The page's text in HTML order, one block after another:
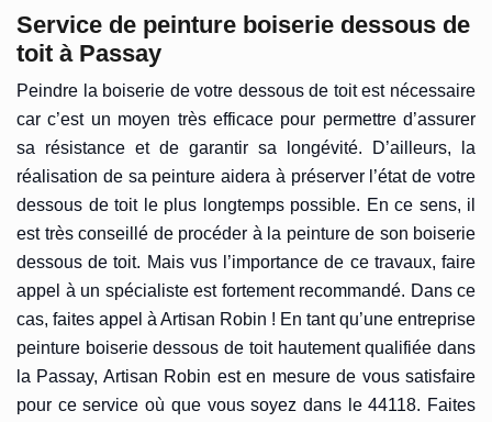
Service de peinture boiserie dessous de
toit à Passay
Peindre la boiserie de votre dessous de toit est nécessaire
car c’est un moyen très efficace pour permettre d’assurer
sa résistance et de garantir sa longévité. D’ailleurs, la
réalisation de sa peinture aidera à préserver l’état de votre
dessous de toit le plus longtemps possible. En ce sens, il
est très conseillé de procéder à la peinture de son boiserie
dessous de toit. Mais vus l’importance de ce travaux, faire
appel à un spécialiste est fortement recommandé. Dans ce
cas, faites appel à Artisan Robin ! En tant qu’une entreprise
peinture boiserie dessous de toit hautement qualifiée dans
la Passay, Artisan Robin est en mesure de vous satisfaire
pour ce service où que vous soyez dans le 44118. Faites